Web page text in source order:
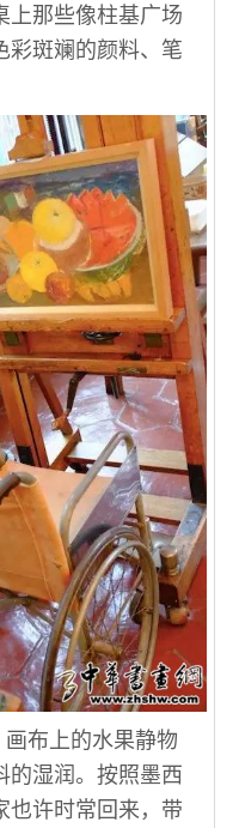
上那些像柱基广场
彩斑斓的颜料、笔
布上的水果静物
的湿润。按照墨西
也许时常回来，带